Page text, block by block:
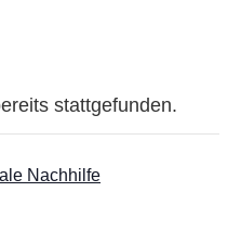
stattgefunden.
Nachhilfe